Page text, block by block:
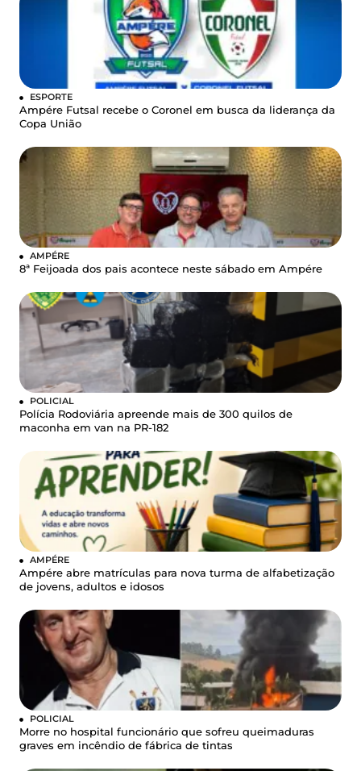
ESPORTE
Ampére Futsal recebe o Coronel em busca da liderança da
Copa União
AMPÉRE
8ª Feijoada dos pais acontece neste sábado em Ampére
POLICIAL
Polícia Rodoviária apreende mais de 300 quilos de
maconha em van na PR-182
AMPÉRE
Ampére abre matrículas para nova turma de alfabetização
de jovens, adultos e idosos
POLICIAL
Morre no hospital funcionário que sofreu queimaduras
graves em incêndio de fábrica de tintas